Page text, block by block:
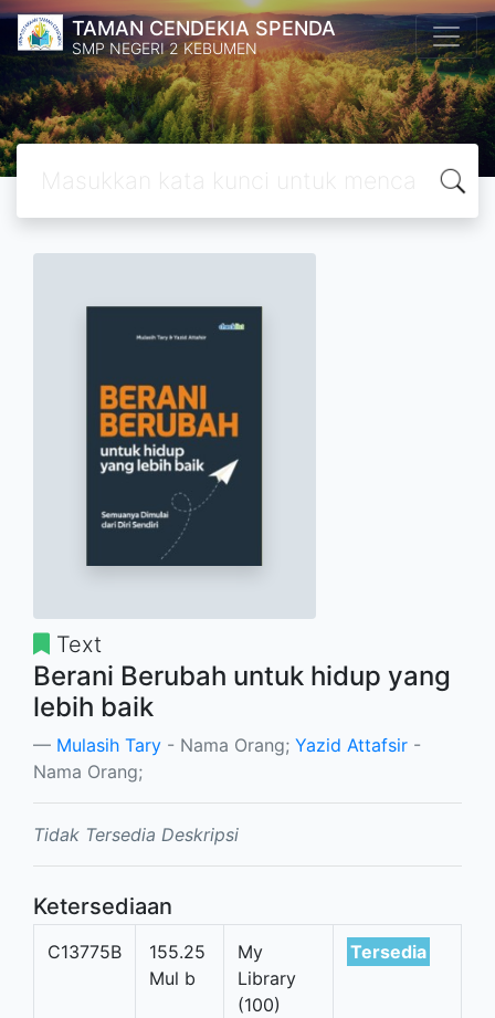
TAMAN CENDEKIA SPENDA
SMP NEGERI 2 KEBUMEN
Text
Berani Berubah untuk hidup yang
lebih baik
Mulasih Tary - Nama Orang; Yazid Attafsir -
Nama Orang;
Tidak Tersedia Deskripsi
Ketersediaan
C13775B
155.25
Mul b
My
Library
(100)
Tersedia